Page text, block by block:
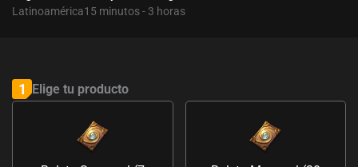
Latinoamérica15 minutos - 3 horas
1 Elige tu producto
Cristales
y
(Latinoamérica)